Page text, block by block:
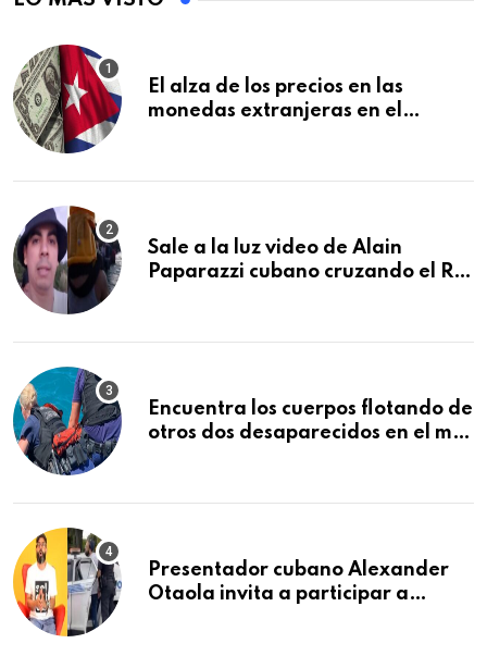
El alza de los precios en las
monedas extranjeras en el
Sale a la luz video de Alain
Paparazzi cubano cruzando el Río
Encuentra los cuerpos flotando de
otros dos desaparecidos en el mar
Presentador cubano Alexander
Otaola invita a participar a